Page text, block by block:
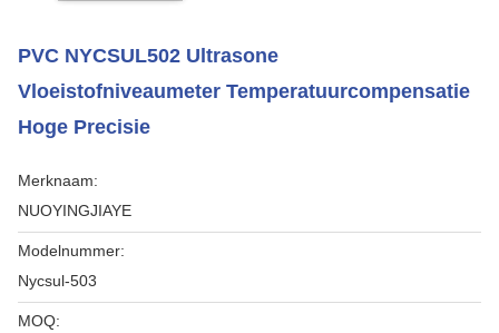
PVC NYCSUL502 Ultrasone
Vloeistofniveaumeter Temperatuurcompensatie
Hoge Precisie
Merknaam:
NUOYINGJIAYE
Modelnummer:
Nycsul-503
MOQ: